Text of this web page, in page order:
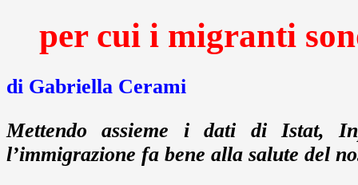
per cui i migranti
di Gabriella Cerami
Mettendo assieme i dati di Istat,
l’immigrazione fa bene alla salute del